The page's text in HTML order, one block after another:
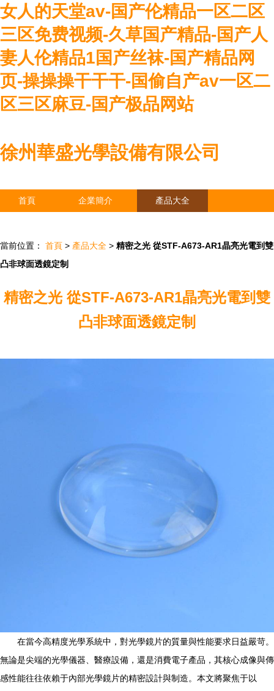
女人的天堂av-国产伦精品一区二区
三区免费视频-久草国产精品-国产人
妻人伦精品1国产丝袜-国产精品网
页-操操操干干干-国偷自产av一区二
区三区麻豆-国产极品网站
徐州華盛光學設備有限公司
首頁 企業簡介 產品大全
當前位置： 首頁 > 產品大全 > 精密之光 從STF-A673-AR1晶亮光電到雙
凸非球面透鏡定制
精密之光 從STF-A673-AR1晶亮光電到雙
凸非球面透鏡定制
在當今高精度光學系統中，對光學鏡片的質量與性能要求日益嚴苛。
無論是尖端的光學儀器、醫療設備，還是消費電子產品，其核心成像與傳
感性能往往依賴于內部光學鏡片的精密設計與制造。本文將聚焦于以